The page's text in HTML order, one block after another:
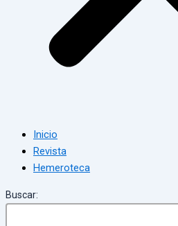
Inicio
Revista
Hemeroteca
Buscar: